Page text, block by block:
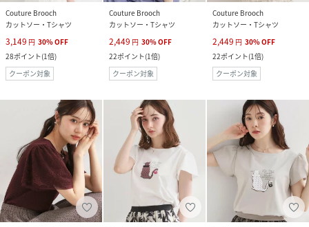
Couture Brooch
カットソー・Tシャツ
3,149 円 30%OFF
28ポイント(1倍)
クーポン対象
Couture Brooch
カットソー・Tシャツ
2,449 円 30%OFF
22ポイント(1倍)
クーポン対象
Couture Brooch
カットソー・Tシャツ
2,449 円 30%OFF
22ポイント(1倍)
クーポン対象